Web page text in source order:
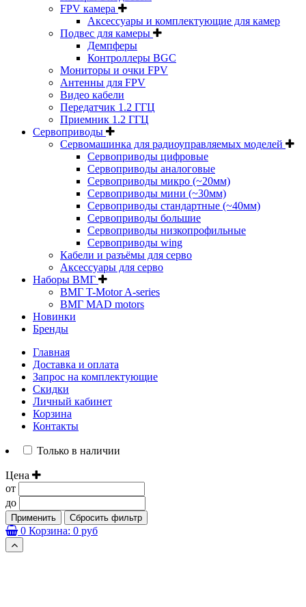
FPV камера
Аксессуары и комплектующие для камер
Подвес для камеры
Демпферы
Контроллеры BGC
Мониторы и очки FPV
Антенны для FPV
Видео кабели
Передатчик 1.2 ГГЦ
Приемник 1.2 ГГЦ
Сервоприводы
Сервомашинка для радиоуправляемых моделей
Сервоприводы цифровые
Сервоприводы аналоговые
Сервоприводы микро (~20мм)
Сервоприводы мини (~30мм)
Сервоприводы стандартные (~40мм)
Сервоприводы большие
Сервоприводы низкопрофильные
Сервоприводы wing
Кабели и разъёмы для серво
Аксессуары для серво
Наборы ВМГ
ВМГ T-Motor A-series
ВМГ MAD motors
Новинки
Бренды
Главная
Доставка и оплата
Запрос на комплектующие
Скидки
Личный кабинет
Корзина
Контакты
Только в наличии
Цена
от
до
Применить Сбросить фильтр
0 Корзина: 0 руб